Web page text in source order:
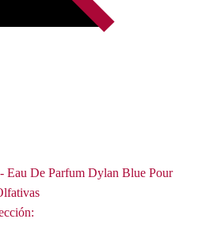
Eau De Parfum Dylan Blue Pour